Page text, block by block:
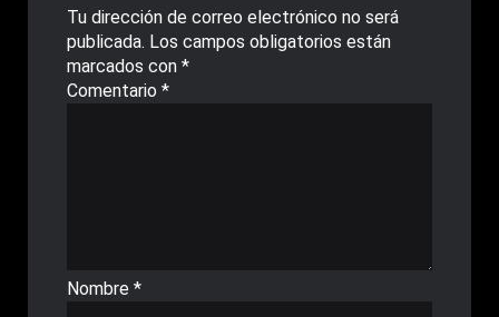
Tu dirección de correo electrónico no será
publicada. Los campos obligatorios están
marcados con *
Comentario *
Nombre *